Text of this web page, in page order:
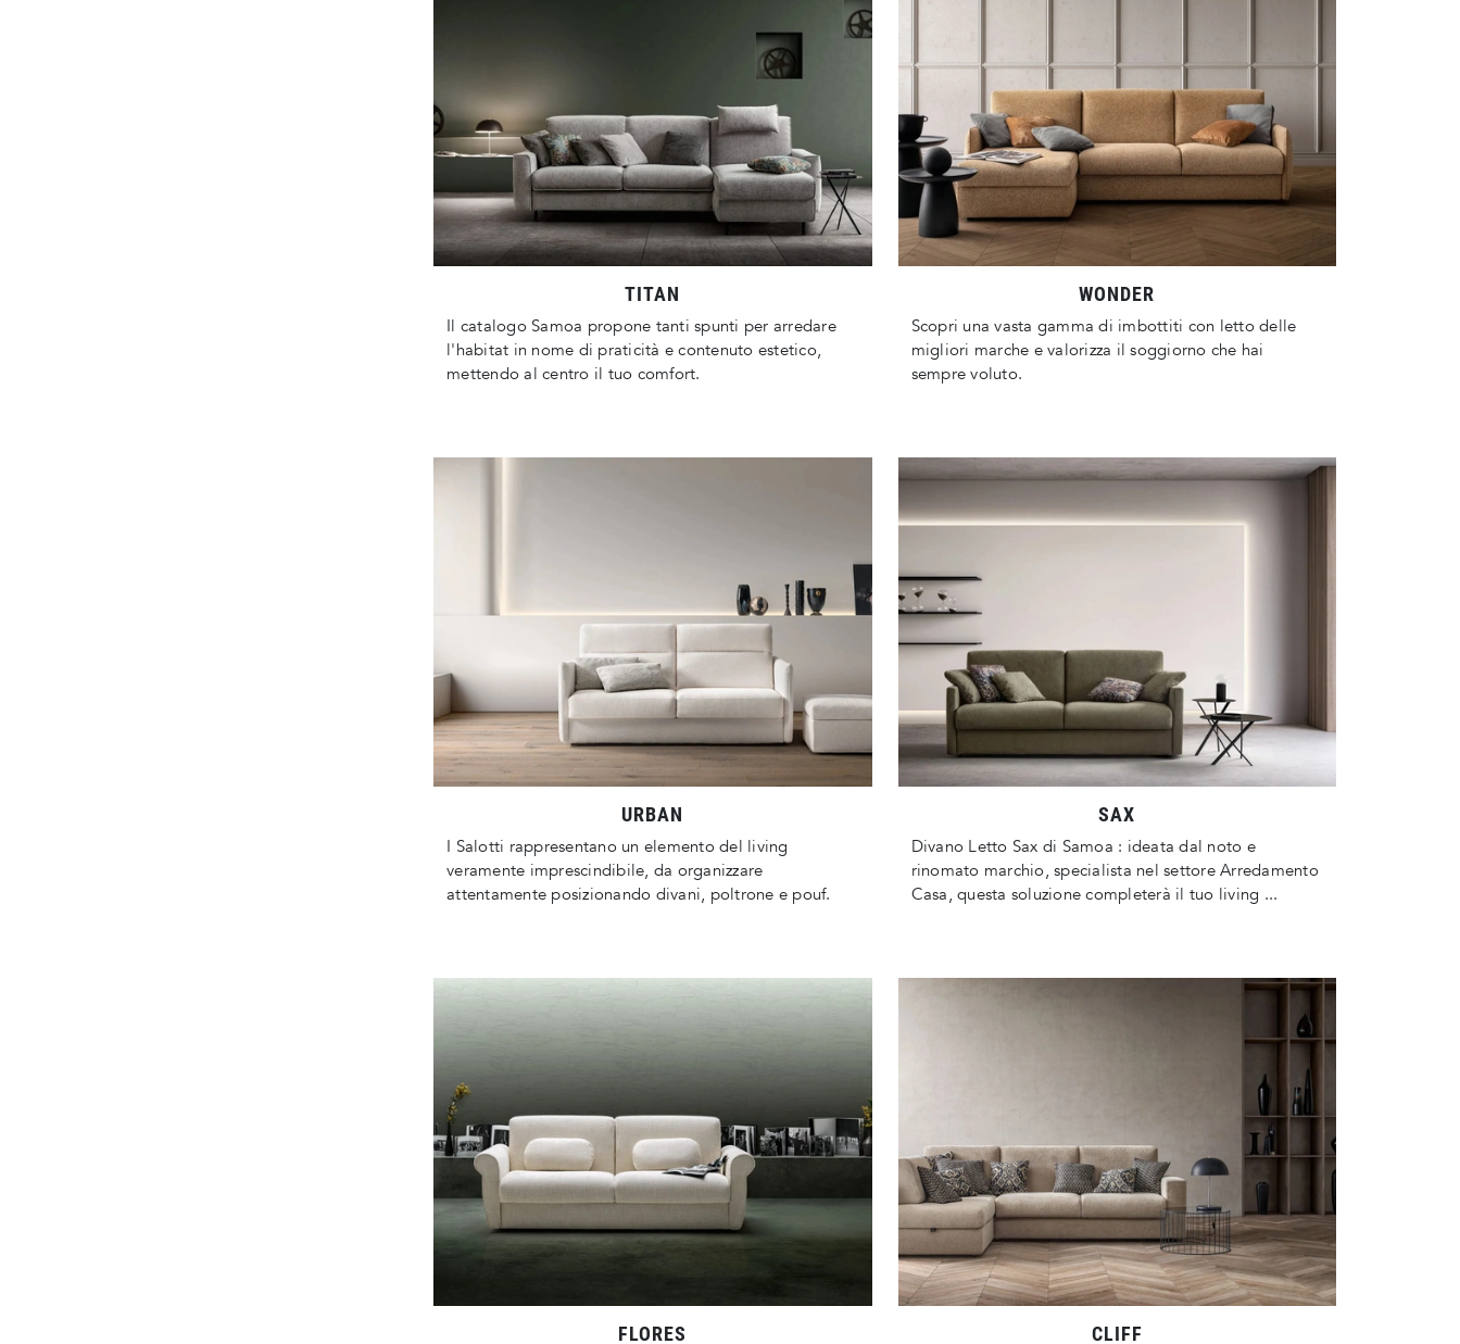
TITAN
Il catalogo Samoa propone tanti spunti per arredare
l'habitat in nome di praticità e contenuto estetico,
mettendo al centro il tuo comfort.
WONDER
Scopri una vasta gamma di imbottiti con letto delle
migliori marche e valorizza il soggiorno che hai
sempre voluto.
URBAN
I Salotti rappresentano un elemento del living
veramente imprescindibile, da organizzare
attentamente posizionando divani, poltrone e pouf.
SAX
Divano Letto Sax di Samoa : ideata dal noto e
rinomato marchio, specialista nel settore Arredamento
Casa, questa soluzione completerà il tuo living ...
FLORES CLIFF